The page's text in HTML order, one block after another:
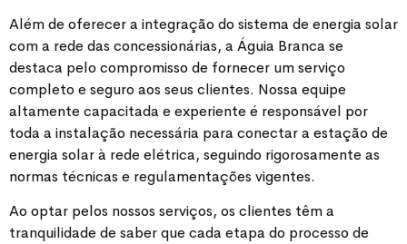
Além de oferecer a integração do sistema de energia solar
com a rede das concessionárias, a Águia Branca se
destaca pelo compromisso de fornecer um serviço
completo e seguro aos seus clientes. Nossa equipe
altamente capacitada e experiente é responsável por
toda a instalação necessária para conectar a estação de
energia solar à rede elétrica, seguindo rigorosamente as
normas técnicas e regulamentações vigentes.
Ao optar pelos nossos serviços, os clientes têm a
tranquilidade de saber que cada etapa do processo de